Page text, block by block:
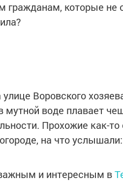
гражданам, которые не
Воровского
мутной воде плавает
Прохожие как-
на что
и интересным в